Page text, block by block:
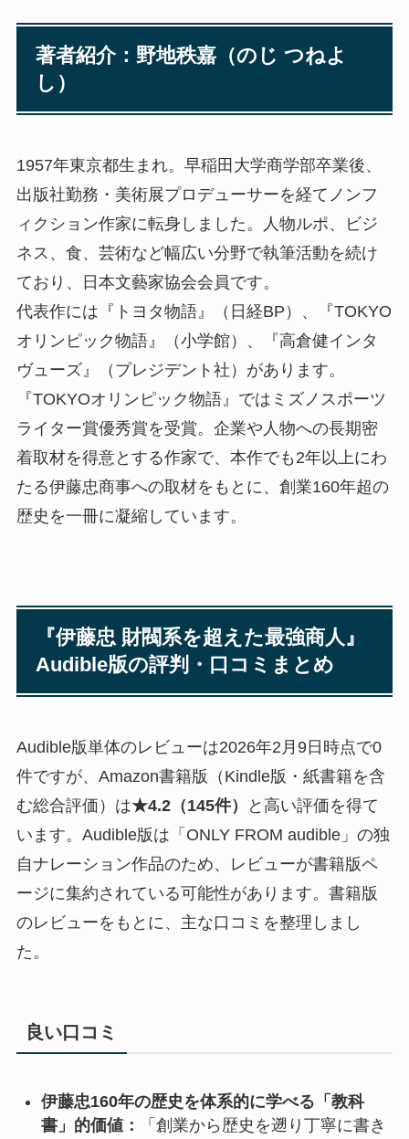
著者紹介：野地秩嘉（のじ つねよ
し）
1957年東京都生まれ。早稲田大学商学部卒業後、
出版社勤務・美術展プロデューサーを経てノンフ
ィクション作家に転身しました。人物ルポ、ビジ
ネス、食、芸術など幅広い分野で執筆活動を続け
ており、日本文藝家協会会員です。
代表作には『トヨタ物語』（日経BP）、『TOKYO
オリンピック物語』（小学館）、『高倉健インタ
ヴューズ』（プレジデント社）があります。
『TOKYOオリンピック物語』ではミズノスポーツ
ライター賞優秀賞を受賞。企業や人物への長期密
着取材を得意とする作家で、本作でも2年以上にわ
たる伊藤忠商事への取材をもとに、創業160年超の
歴史を一冊に凝縮しています。
『伊藤忠 財閥系を超えた最強商人』
Audible版の評判・口コミまとめ
Audible版単体のレビューは2026年2月9日時点で0
件ですが、Amazon書籍版（Kindle版・紙書籍を含
む総合評価）は★4.2（145件）
と高い評価を得て
います。Audible版は「ONLY FROM audible」の独
自ナレーション作品のため、レビューが書籍版ペ
ージに集約されている可能性があります。書籍版
のレビューをもとに、主な口コミを整理しまし
た。
良い口コミ
伊藤忠160年の歴史を体系的に学べる「教科
書」的価値：
「創業から歴史を遡り丁寧に書き